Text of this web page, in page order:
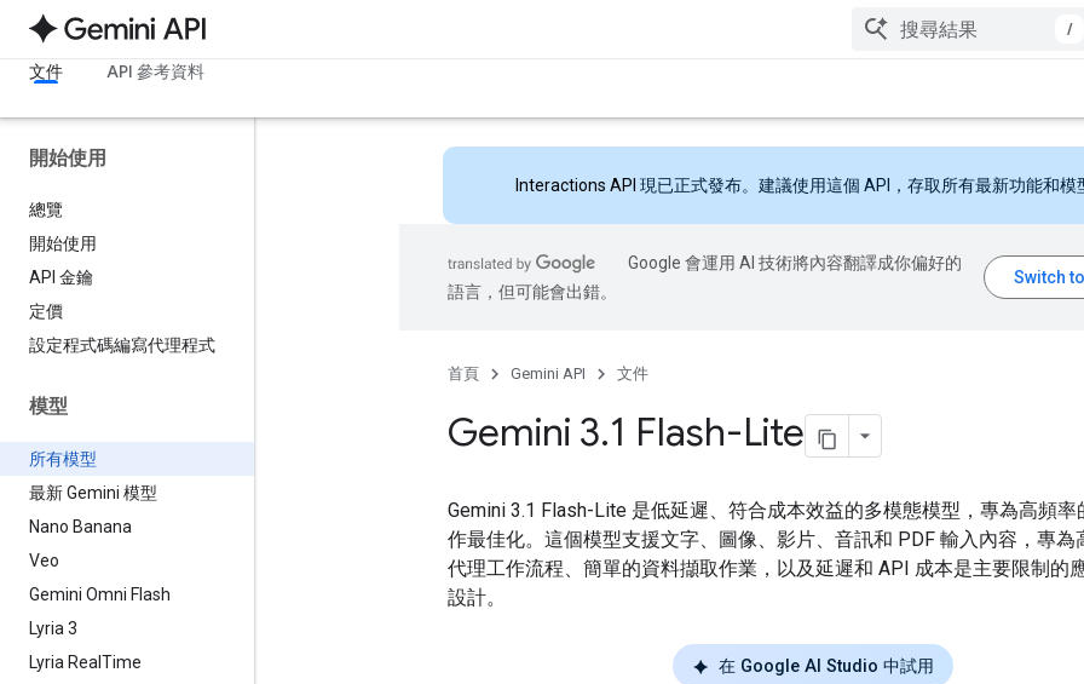
/
文件 API 參考資料
開始使用
總覽
開始使用
API 金鑰
定價
設定程式碼編寫代理程式
模型
所有模型
最新 Gemini 模型
Nano Banana
Veo
Gemini Omni Flash
Lyria 3
Lyria Real Time
Interactions API 現已正式發布。建議使用這個 API，存取所有最新功能和模
Google 會運用 AI 技術將內容翻譯成你偏好的
語言，但可能會出錯。
首頁 Gemini API 文件
Gemini 3.1 Flash-Lite
Gemini 3.1 Flash-Lite 是低延遲、符合成本效益的多模態模型，專為高頻率
作最佳化。這個模型支援文字、圖像、影片、音訊和 PDF 輸入內容，專為
代理工作流程、簡單的資料擷取作業，以及延遲和 API 成本是主要限制的
設計。
在 Google AI Studio 中試用